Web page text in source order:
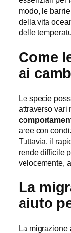
modo, le
della vita
delle
Come
ai
Le specie
attraverso vari
aree con
Tuttavia, il
rende difficile
velocemente,
La
aiuto
La migrazione